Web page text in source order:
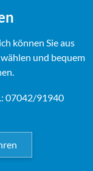
können Sie aus
und bequem
07042/91940